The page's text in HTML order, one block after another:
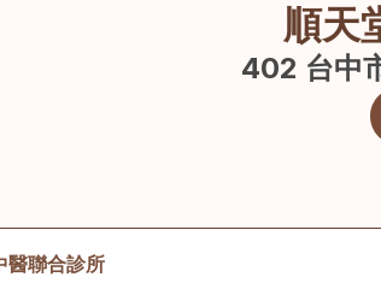
順天
402 台中
醫聯合診所